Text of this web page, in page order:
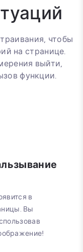
чтобы
на странице.
выйти,
функции.
в
Вы